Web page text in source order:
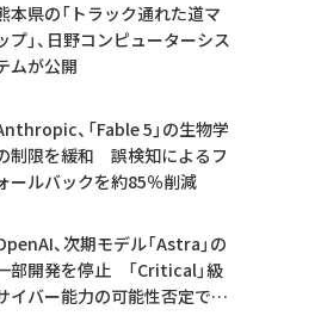
本県の「トラック通れた道マ
プ」、日野コンピューターシス
ムが公開
、「Fable 5」の生物学
制限を緩和 誤検知によるフ
ールバックを約85％削減
、次期モデル「Astra」の
部開発を停止 「Critical」級
イバー能力の可能性否定でき